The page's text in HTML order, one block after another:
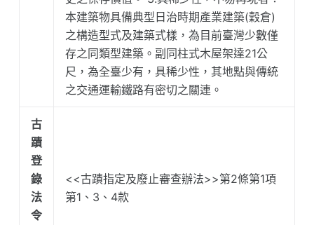
本建築物具備典型日治時期產業建築(穀倉)
之構造型式及建築式樣，為目前臺灣少數僅
存之同類型建築。副同柱式木屋架達21公
尺，為全臺少有，具稀少性，其地點與傳統
之交通運輸鐵路有密切之關連。
古
蹟
登
錄
法
令
<<古蹟指定及廢止審查辦法>>第2條第1項
第1、3、4款